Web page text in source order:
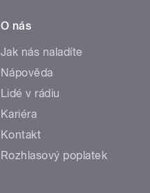
O nás
Jak nás naladíte
Nápověda
Lidé v rádiu
Kariéra
Kontakt
Rozhlasový poplatek